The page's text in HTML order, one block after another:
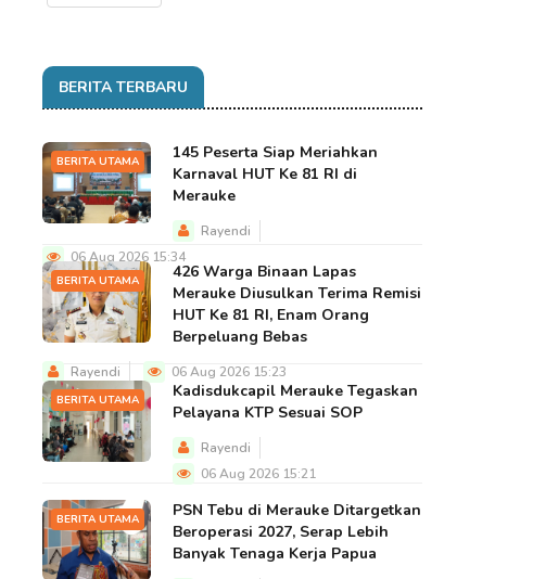
BERITA TERBARU
BERITA UTAMA
145 Peserta Siap Meriahkan
Karnaval HUT Ke 81 RI di
Merauke
Rayendi
06 Aug 2026 15:34
BERITA UTAMA
426 Warga Binaan Lapas
Merauke Diusulkan Terima Remisi
HUT Ke 81 RI, Enam Orang
Berpeluang Bebas
Rayendi 06 Aug 2026 15:23
BERITA UTAMA
Kadisdukcapil Merauke Tegaskan
Pelayana KTP Sesuai SOP
Rayendi
06 Aug 2026 15:21
BERITA UTAMA
PSN Tebu di Merauke Ditargetkan
Beroperasi 2027, Serap Lebih
Banyak Tenaga Kerja Papua